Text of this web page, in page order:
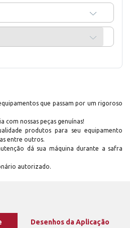
que passam por um rigoroso
com nossas peças genuínas!
produtos para seu equipamento
entre outros.
dá sua máquina durante a safra
autorizado.
Desenhos da Aplicação